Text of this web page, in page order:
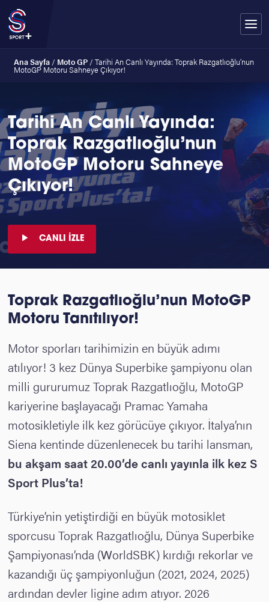
Ana Sayfa/ Moto GP/ Tarihi An Canlı Yayında: Toprak Razgatlıoğlu’nun
MotoGP Motoru Sahneye Çıkıyor!
Tarihi An Canlı Yayında:
Toprak Razgatlıoğlu’nun
MotoGP Motoru Sahneye
Çıkıyor!
CANLI İZLE
Toprak Razgatlıoğlu’nun MotoGP
Motoru Tanıtılıyor!
Motor sporları tarihimizin en büyük adımı
atılıyor! 3 kez Dünya Superbike şampiyonu olan
milli gururumuz Toprak Razgatlıoğlu, MotoGP
kariyerine başlayacağı Pramac Yamaha
motosikletiyle ilk kez görücüye çıkıyor. İtalya’nın
Siena kentinde düzenlenecek bu tarihi lansman,
bu akşam saat 20.00’decanlı yayınla ilk kez S
Sport Plus’ta!
Türkiye’nin yetiştirdiği en büyük motosiklet
sporcusu Toprak Razgatlıoğlu, Dünya Superbike
Şampiyonası’nda (WorldSBK) kırdığı rekorlar ve
kazandığı üç şampiyonluğun (2021, 2024, 2025)
ardından devler ligine adım atıyor. 2026